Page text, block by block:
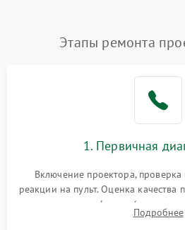
Нестабильная яркость или
контраст
4000 ₽
Неравномерная подсветка
автоматическая коррекция
трапеции (Keystone)
Проблемы с
масштабированием
Этапы ремонта
1. Первичная
Включение проектора,
реакции на пульт. Оценка качества
наличия артефактов (точки,
системы охлаждения поПодробнее